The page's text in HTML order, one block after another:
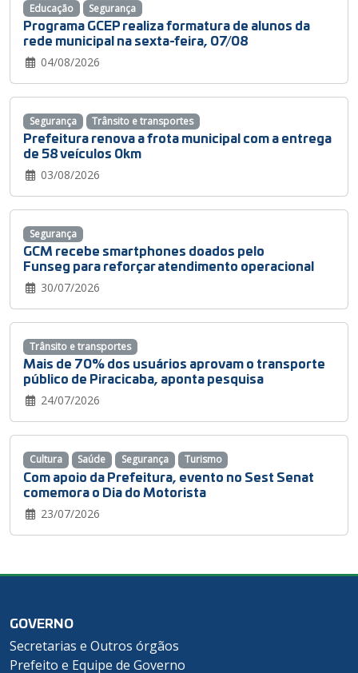
Programa GCEP realiza formatura de alunos da
rede municipal na sexta-feira, 07/08
04/08/2026
Educação Segurança
Prefeitura renova a frota municipal com a entrega
de 58 veículos 0km
03/08/2026
Segurança Trânsito e transportes
GCM recebe smartphones doados pelo
Funseg para reforçar atendimento operacional
30/07/2026
Segurança
Mais de 70% dos usuários aprovam o transporte
público de Piracicaba, aponta pesquisa
24/07/2026
Trânsito e transportes
Com apoio da Prefeitura, evento no Sest Senat
comemora o Dia do Motorista
23/07/2026
Cultura Saúde Segurança Turismo
GOVERNO
Secretarias e Outros órgãos
Prefeito e Equipe de Governo